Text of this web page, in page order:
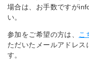
場合は、お手数ですが
い。
参加をご希望の方は、 こ
ただいたメールアドレス
す。